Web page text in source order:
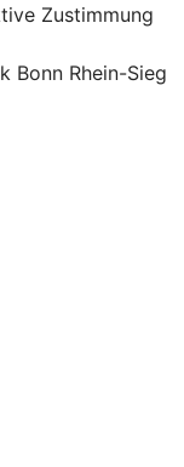
Zustimmung
Bonn Rhein-Sieg